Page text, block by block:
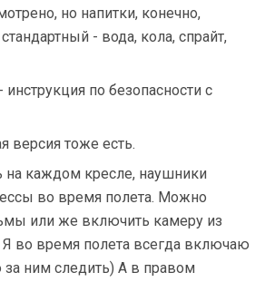
но напитки, конечно,
- вода, кола, спрайт,
по безопасности с
версия тоже есть.
на каждом кресле, наушники
во время полета. Можно
или же включить камеру из
во время полета всегда включаю
ним следить) А в правом